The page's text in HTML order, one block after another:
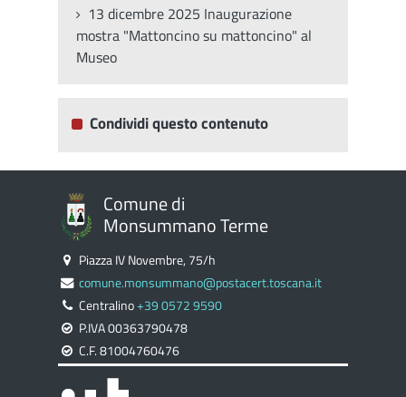
13 dicembre 2025 Inaugurazione
mostra "Mattoncino su mattoncino" al
Museo
Condividi questo contenuto
Comune di
Monsummano Terme
Piazza IV Novembre, 75/h
comune.monsummano@postacert.toscana.it
Centralino+39 0572 9590
P.IVA 00363790478
C.F. 81004760476